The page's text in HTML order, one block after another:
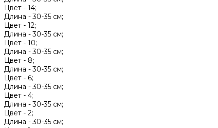
Цвет - 14;
Длина -30-35 см;
Цвет - 12;
Длина -30-35 см;
Цвет - 10;
Длина -30-35 см;
Цвет - 8;
Длина -30-35 см;
Цвет - 6;
Длина -30-35 см;
Цвет - 4;
Длина -30-35 см;
Цвет - 2;
Длина -30-35 см;